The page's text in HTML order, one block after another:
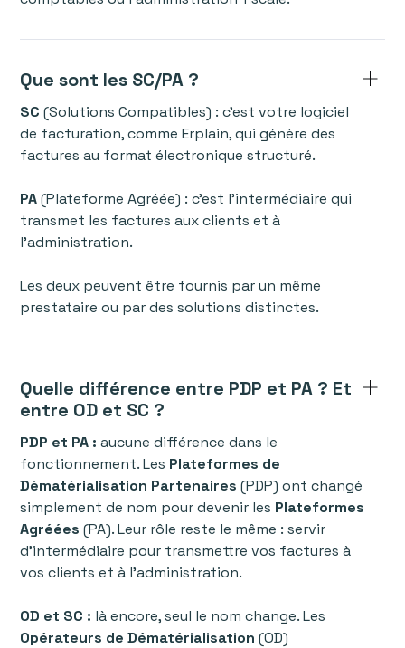
Que sont les SC/PA ?
SC (Solutions Compatibles) : c’est votre logiciel
de facturation, comme Erplain, qui génère des
factures au format électronique structuré.
PA(Plateforme Agréée) : c’est l’intermédiaire qui
transmet les factures aux clients et à
l’administration.
Les deux peuvent être fournis par un même
prestataire ou par des solutions distinctes.
Quelle différence entre PDP et PA ? Et
entre OD et SC ?
PDP et PA :aucune différence dans le
fonctionnement. Les Plateformes de
Dématérialisation Partenaires (PDP) ont changé
simplement de nom pour devenir les Plateformes
Agréées (PA). Leur rôle reste le même : servir
d’intermédiaire pour transmettre vos factures à
vos clients et à l’administration.
OD et SC : là encore, seul le nom change. Les
Opérateurs de Dématérialisation (OD)